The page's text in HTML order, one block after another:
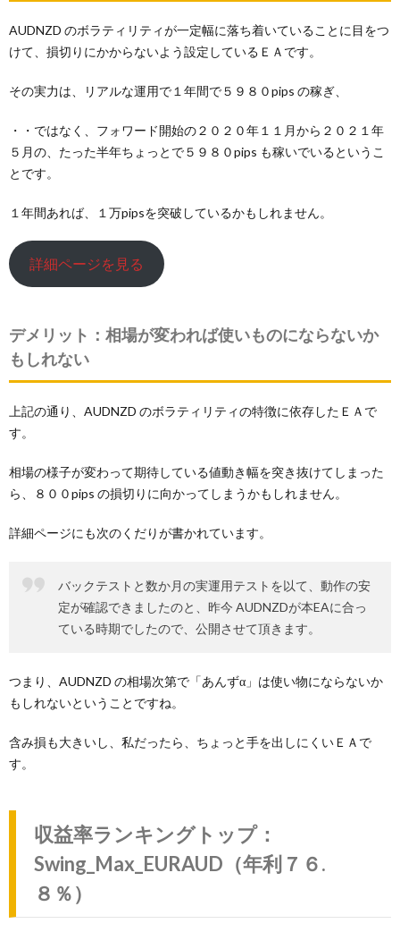
AUDNZD のボラティリティが一定幅に落ち着いていることに目をつ
けて、損切りにかからないよう設定しているＥＡです。
その実力は、リアルな運用で１年間で５９８０pips の稼ぎ、
・・ではなく、フォワード開始の２０２０年１１月から２０２１年
５月の、たった半年ちょっとで５９８０pips も稼いでいるというこ
とです。
１年間あれば、１万pipsを突破しているかもしれません。
詳細ページを見る
デメリット：相場が変われば使いものにならないか
もしれない
上記の通り、AUDNZD のボラティリティの特徴に依存したＥＡで
す。
相場の様子が変わって期待している値動き幅を突き抜けてしまった
ら、８００pips の損切りに向かってしまうかもしれません。
詳細ページにも次のくだりが書かれています。
バックテストと数か月の実運用テストを以て、動作の安
定が確認できましたのと、昨今 AUDNZDが本EAに合っ
ている時期でしたので、公開させて頂きます。
つまり、AUDNZD の相場次第で「あんずα」は使い物にならないか
もしれないということですね。
含み損も大きいし、私だったら、ちょっと手を出しにくいＥＡで
す。
収益率ランキングトップ：
Swing_Max_EURAUD（年利７６.
８％）